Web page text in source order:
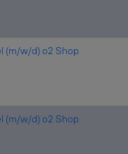
(m/w/d) o2 Shop
(m/w/d) o2 Shop